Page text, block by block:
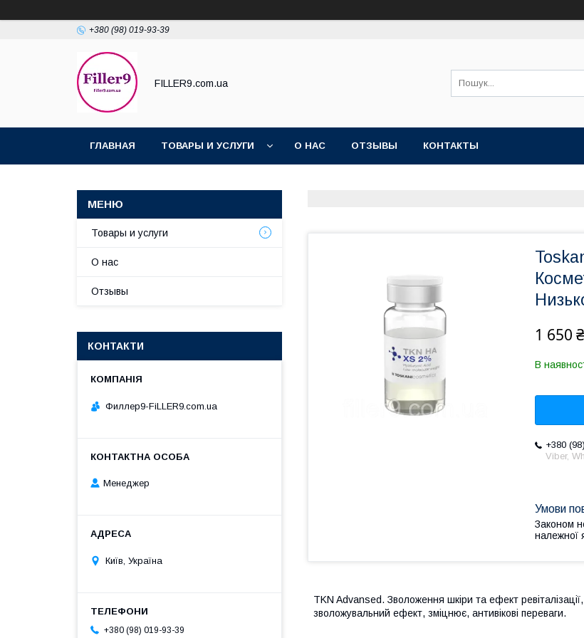
+380 (98) 019-93-39
FILLER9.com.ua
ГЛАВНАЯ ТОВАРЫ И УСЛУГИ О НАС OТЗЫВЫ КОНТАКТЫ
1 650 ₴
В
+380
Viber,
Законом
належної
TKN Advansed. Зволоження шкіри та ефект
зволожувальний ефект, зміцнює, антивікові переваги.
Товары и услуги
О нас
Отзывы
КОНТАКТИ
Филлер9-FiLLER9.com.ua
Менеджер
Київ, Україна
+380 (98) 019-93-39